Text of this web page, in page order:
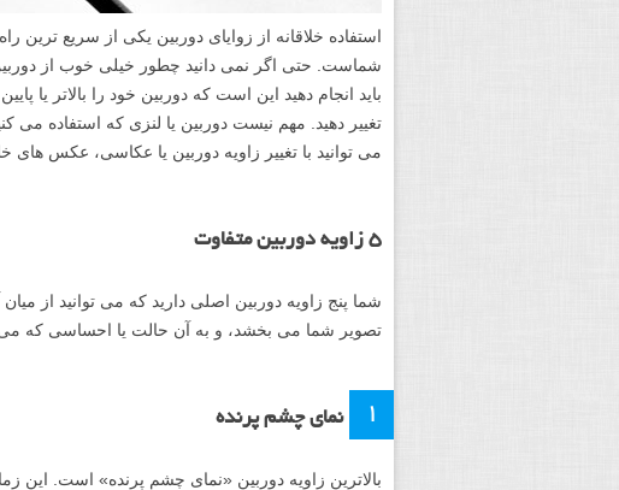
استفاده خلاقانه از زوایای دوربین یکی از سریع
شماست. حتی اگر نمی دانید چطور خیلی خوب از دوربین
باید انجام دهید این است که دوربین خود را بالاتر یا
تغییر دهید. مهم نیست دوربین یا لنزی که
می توانید با تغییر زاویه دوربین یا عکاسی، عکس های
۵ زاویه دوربین متفاوت
شما پنج زاویه دوربین اصلی دارید که می توانید از میان
تصویر شما می بخشد، و به آن حالت یا احساسی که می
۱ نمای چشم پرنده
بالاترین زاویه دوربین «نمای چشم پرنده» است. این